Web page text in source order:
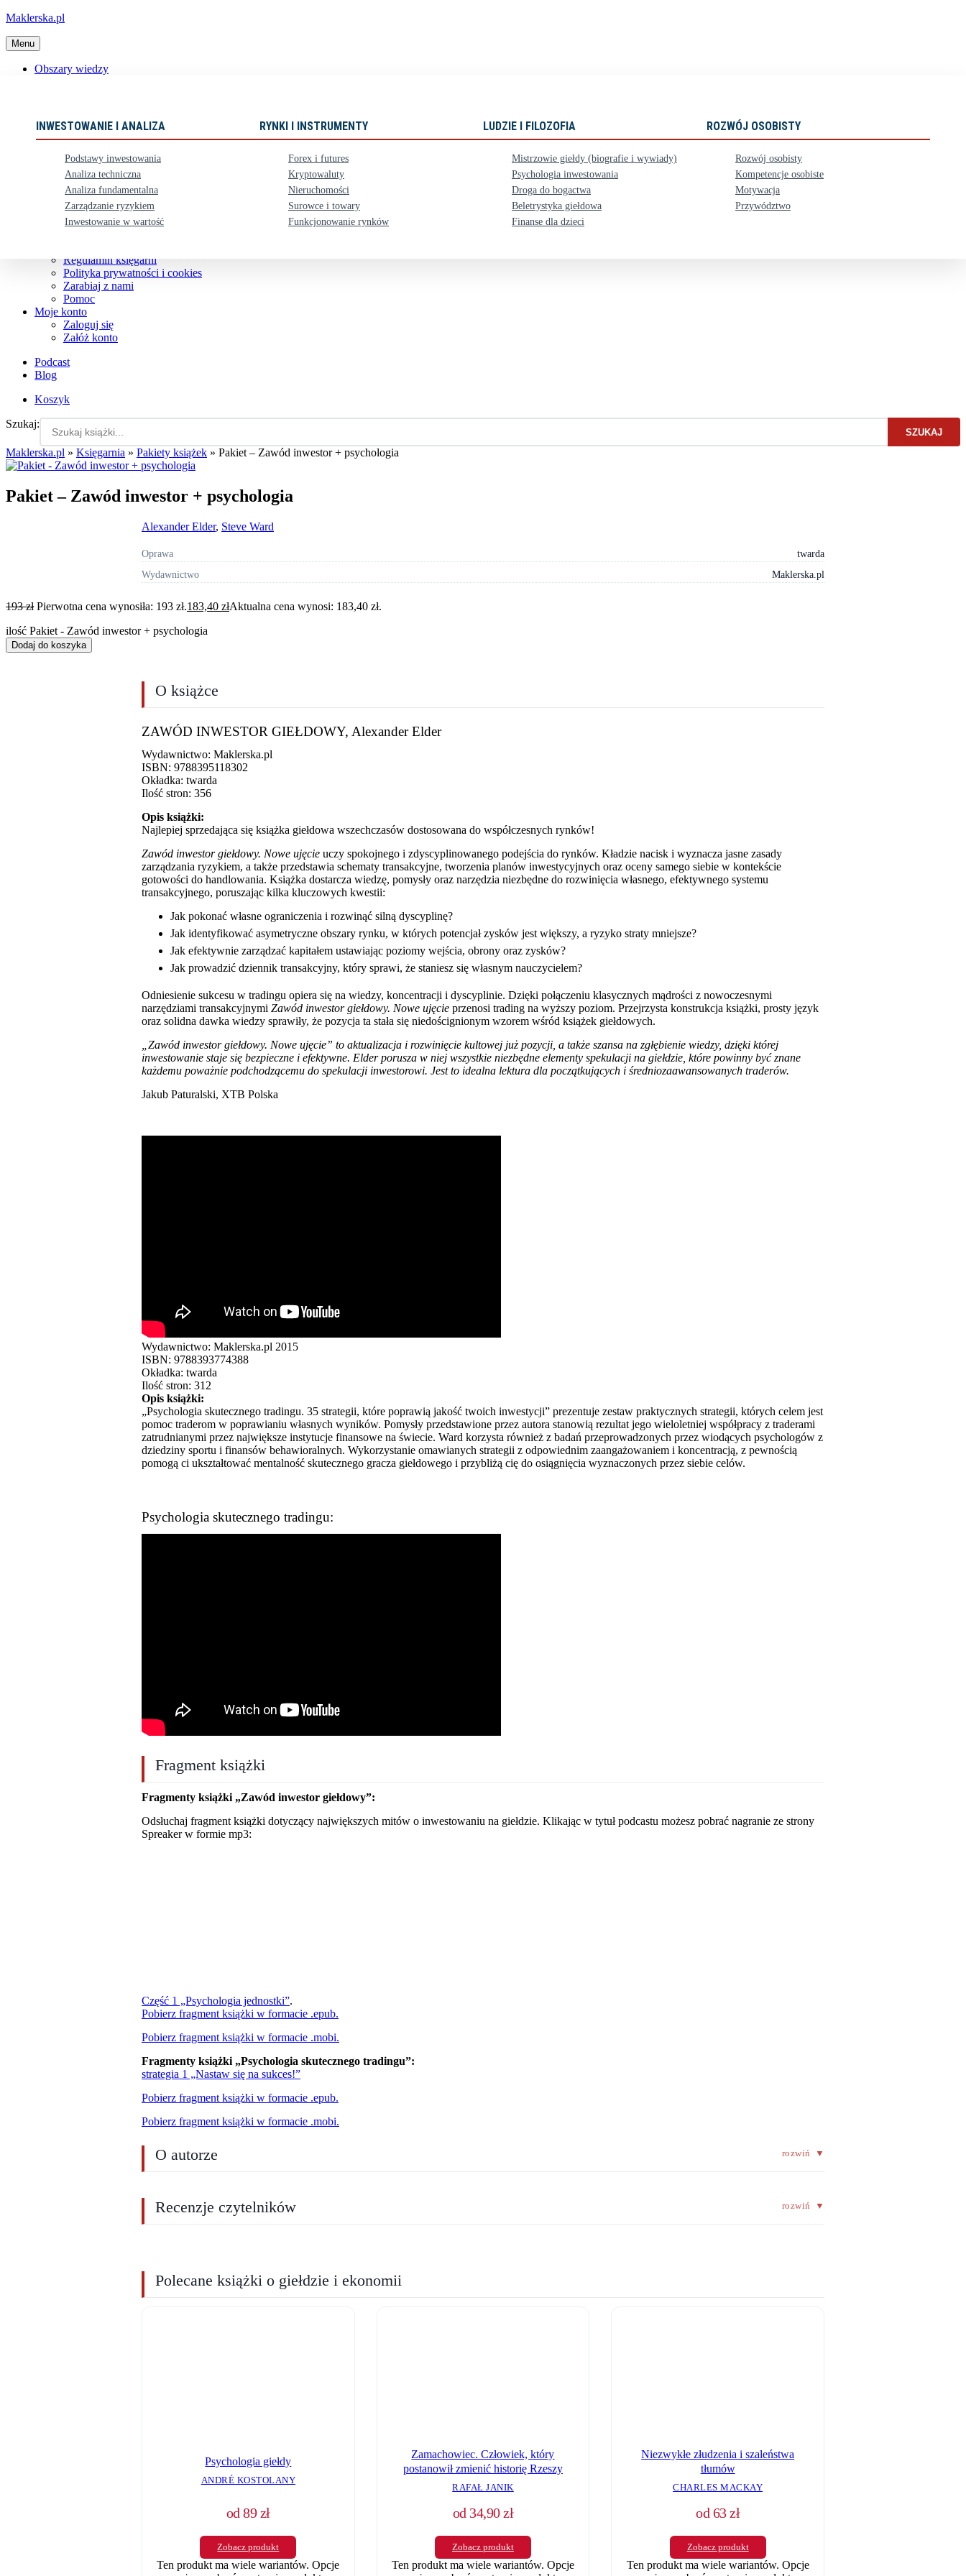
Maklerska.pl
Menu
Obszary wiedzy
INWESTOWANIE I ANALIZA
Podstawy inwestowania
Analiza techniczna
Analiza fundamentalna
Zarządzanie ryzykiem
Inwestowanie w wartość
RYNKI I INSTRUMENTY
Forex i futures
Kryptowaluty
Nieruchomości
Surowce i towary
Funkcjonowanie rynków
LUDZIE I FILOZOFIA
Mistrzowie giełdy (biografie i wywiady)
Psychologia inwestowania
Droga do bogactwa
Beletrystyka giełdowa
Finanse dla dzieci
ROZWÓJ OSOBISTY
Rozwój osobisty
Kompetencje osobiste
Motywacja
Przywództwo
Ebooki
Karty upominkowe
⏳ Zapowiedzi
Obsługa klienta
Koszty dostawy
Nasze konto bankowe
Regulamin księgarni
Polityka prywatności i cookies
Zarabiaj z nami
Pomoc
Moje konto
Zaloguj się
Załóż konto
Podcast
Blog
Koszyk
Szukaj:
SZUKAJ
Maklerska.pl » Księgarnia » Pakiety książek » Pakiet – Zawód inwestor + psychologia
Pakiet – Zawód inwestor + psychologia
Alexander Elder, Steve Ward
Oprawa
twarda
Wydawnictwo
Maklerska.pl
193zł Pierwotna cena wynosiła: 193 zł.183,40 złAktualna cena wynosi: 183,40 zł.
ilość Pakiet - Zawód inwestor + psychologia
Dodaj do koszyka
O książce
ZAWÓD INWESTOR GIEŁDOWY, Alexander Elder
Wydawnictwo: Maklerska.pl
ISBN: 9788395118302
Okładka: twarda
Ilość stron: 356
Opis książki:
Najlepiej sprzedająca się książka giełdowa wszechczasów dostosowana do współczesnych rynków!
Zawód inwestor giełdowy. Nowe ujęcie uczy spokojnego i zdyscyplinowanego podejścia do rynków. Kładzie nacisk i wyznacza jasne zasady
zarządzania ryzykiem, a także przedstawia schematy transakcyjne, tworzenia planów inwestycyjnych oraz oceny samego siebie w kontekście
gotowości do handlowania. Książka dostarcza wiedzę, pomysły oraz narzędzia niezbędne do rozwinięcia własnego, efektywnego systemu
transakcyjnego, poruszając kilka kluczowych kwestii:
Jak pokonać własne ograniczenia i rozwinąć silną dyscyplinę?
Jak identyfikować asymetryczne obszary rynku, w których potencjał zysków jest większy, a ryzyko straty mniejsze?
Jak efektywnie zarządzać kapitałem ustawiając poziomy wejścia, obrony oraz zysków?
Jak prowadzić dziennik transakcyjny, który sprawi, że staniesz się własnym nauczycielem?
Odniesienie sukcesu w tradingu opiera się na wiedzy, koncentracji i dyscyplinie. Dzięki połączeniu klasycznych mądrości z nowoczesnymi
narzędziami transakcyjnymi Zawód inwestor giełdowy. Nowe ujęcie przenosi trading na wyższy poziom. Przejrzysta konstrukcja książki, prosty język
oraz solidna dawka wiedzy sprawiły, że pozycja ta stała się niedoścignionym wzorem wśród książek giełdowych.
„Zawód inwestor giełdowy. Nowe ujęcie” to aktualizacja i rozwinięcie kultowej już pozycji, a także szansa na zgłębienie wiedzy, dzięki której
inwestowanie staje się bezpieczne i efektywne. Elder porusza w niej wszystkie niezbędne elementy spekulacji na giełdzie, które powinny być znane
każdemu poważnie podchodzącemu do spekulacji inwestorowi. Jest to idealna lektura dla początkujących i średniozaawansowanych traderów.
Jakub Paturalski, XTB Polska
Wydawnictwo: Maklerska.pl 2015
ISBN: 9788393774388
Okładka: twarda
Ilość stron: 312
Opis książki:
„Psychologia skutecznego tradingu. 35 strategii, które poprawią jakość twoich inwestycji” prezentuje zestaw praktycznych strategii, których celem jest
pomoc traderom w poprawianiu własnych wyników. Pomysły przedstawione przez autora stanowią rezultat jego wieloletniej współpracy z traderami
zatrudnianymi przez największe instytucje finansowe na świecie. Ward korzysta również z badań przeprowadzonych przez wiodących psychologów z
dziedziny sportu i finansów behawioralnych. Wykorzystanie omawianych strategii z odpowiednim zaangażowaniem i koncentracją, z pewnością
pomogą ci ukształtować mentalność skutecznego gracza giełdowego i przybliżą cię do osiągnięcia wyznaczonych przez siebie celów.
Psychologia skutecznego tradingu:
Fragment książki
Fragmenty książki „Zawód inwestor giełdowy”:
Odsłuchaj fragment książki dotyczący największych mitów o inwestowaniu na giełdzie. Klikając w tytuł podcastu możesz pobrać nagranie ze strony
Spreaker w formie mp3:
Część 1 „Psychologia jednostki”.
Pobierz fragment książki w formacie .epub.
Pobierz fragment książki w formacie .mobi.
Fragmenty książki „Psychologia skutecznego tradingu”:
strategia 1 „Nastaw się na sukces!”
Pobierz fragment książki w formacie .epub.
Pobierz fragment książki w formacie .mobi.
O autorze rozwiń ▼
Recenzje czytelników rozwiń ▼
Polecane książki o giełdzie i ekonomii
Psychologia giełdy
ANDRÉ KOSTOLANY
od89 zł
Zobacz produkt
Ten produkt ma wiele wariantów. Opcje
Zamachowiec. Człowiek, który
postanowił zmienić historię Rzeszy
RAFAŁ JANIK
od 34,90 zł
Zobacz produkt
Ten produkt ma wiele wariantów. Opcje
Niezwykłe złudzenia i szaleństwa
tłumów
CHARLES MACKAY
od 63 zł
Zobacz produkt
Ten produkt ma wiele wariantów. Opcje